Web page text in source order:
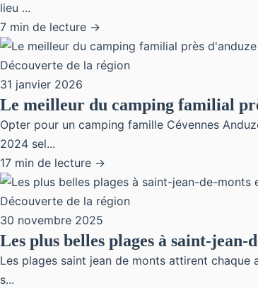
lieu ...
7 min de lecture →
Découverte de la région
31 janvier 2026
Le meilleur du camping familial
Opter pour un camping famille Cévennes
2024 sel...
17 min de lecture →
Découverte de la région
30 novembre 2025
Les plus belles plages à saint-jean-
Les plages saint jean de monts attirent
s...